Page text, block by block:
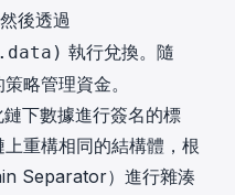
後透過
執行兌換。隨
略管理資金。
下數據進行簽名的標
重構相同的結構體，根
Separator）進行雜湊